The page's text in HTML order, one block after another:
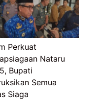
Perkuat
Nataru
Bupati
Semua
Siaga